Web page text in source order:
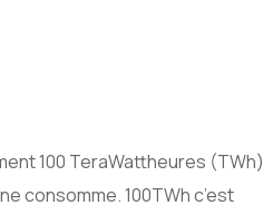
100 TeraWattheures (TWh)
consomme. 100TWh c’est